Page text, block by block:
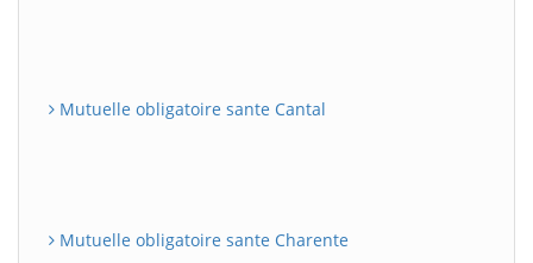
Mutuelle obligatoire sante Cantal
Mutuelle obligatoire sante Charente